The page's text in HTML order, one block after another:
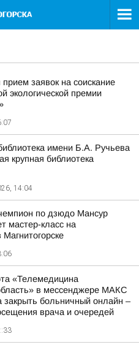
заявок на соискание
экологической премии
имени Б.А. Ручьева
крупная библиотека
14:04
по дзюдо Мансур
мастер-класс на
«Телемедицина
в мессенджере МАКС
больничный онлайн –
врача и очередей